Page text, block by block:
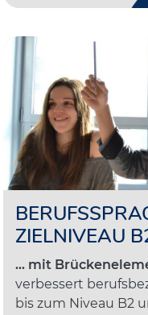
ZIELNIVEAU
... mit
verbessert
bis zum Niveau B2